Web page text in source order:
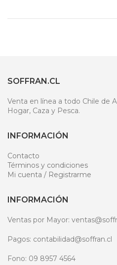
SOFFRAN.CL
Venta en línea a todo Chile de
Hogar, Caza y Pesca.
INFORMACIÓN
Contacto
Términos y condiciones
Mi cuenta / Registrarme
INFORMACIÓN
Ventas por Mayor:
Pagos: contabilidad@soffran.cl
Fono: 09 8957 4564